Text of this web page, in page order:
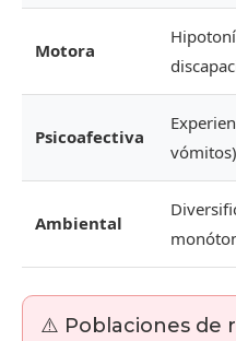
Motora
Psicoafectiva
Ambiental
⚠️ Poblaciones de